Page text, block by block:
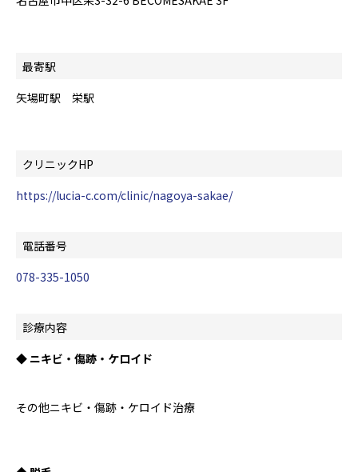
最寄駅
矢場町駅 栄駅
クリニックHP
https://lucia-c.com/clinic/nagoya-sakae/
電話番号
078-335-1050
診療内容
◆ ニキビ・傷跡・ケロイド
その他ニキビ・傷跡・ケロイド治療